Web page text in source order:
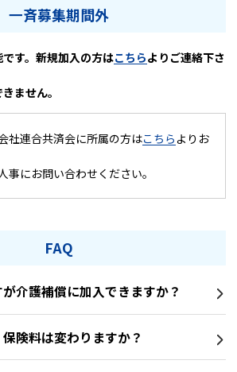
一斉募集期間外
す。新規加入の方はこちらよりご連絡下さ
ません。
社連合共済会に所属の方はこちら よりお
事にお問い合わせください。
FAQ
介護補償に加入できますか？
険料は変わりますか？